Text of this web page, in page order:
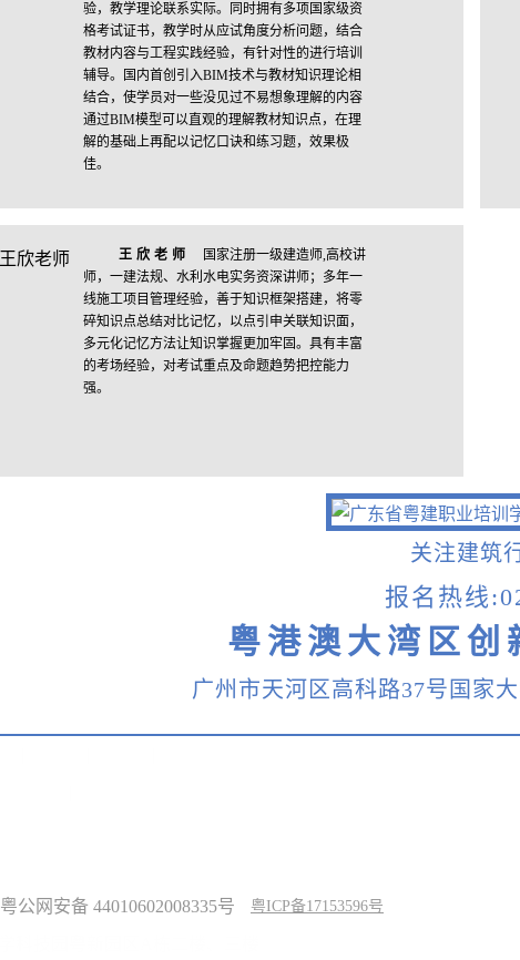
验，教学理论联系实际。同时拥有多项国家级资
格考试证书，教学时从应试角度分析问题，结合
教材内容与工程实践经验，有针对性的进行培训
辅导。国内首创引入BIM技术与教材知识理论相
结合，使学员对一些没见过不易想象理解的内容
通过BIM模型可以直观的理解教材知识点，在理
解的基础上再配以记忆口诀和练习题，效果极
佳。
王欣老师
国家注册一级建造师,高校讲
师，一建法规、水利水电实务资深讲师；多年一
线施工项目管理经验，善于知识框架搭建，将零
碎知识点总结对比记忆，以点引申关联知识面，
多元化记忆方法让知识掌握更加牢固。具有丰富
的考场经验，对考试重点及命题趋势把控能力
强。
关注建筑
报名热线
粤港澳大湾区创
广州市天河区高科路37号国家
粤公网安备 44010602008335号 粤ICP备17153596号